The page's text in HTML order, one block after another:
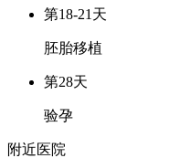
第18-21天
胚胎移植
第28天
验孕
附近医院